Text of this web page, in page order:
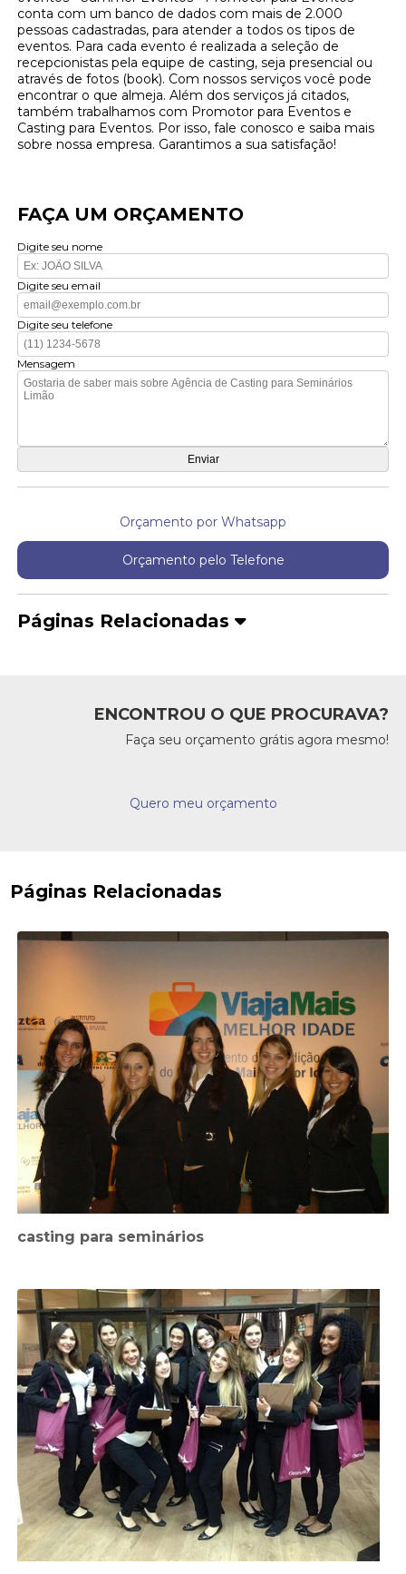
conta com um banco de dados com mais de 2.000
pessoas cadastradas, para atender a todos os tipos de
eventos. Para cada evento é realizada a seleção de
recepcionistas pela equipe de casting, seja presencial ou
através de fotos (book). Com nossos serviços você pode
encontrar o que almeja. Além dos serviços já citados,
também trabalhamos com Promotor para Eventos e
Casting para Eventos. Por isso, fale conosco e saiba mais
sobre nossa empresa. Garantimos a sua satisfação!
FAÇA UM ORÇAMENTO
Digite seu nome
Digite seu email
Digite seu telefone
Mensagem
Orçamento por Whatsapp
Orçamento pelo Telefone
Páginas Relacionadas
ENCONTROU O QUE PROCURAVA?
Faça seu orçamento grátis agora mesmo!
Quero meu orçamento
Páginas Relacionadas
casting para seminários